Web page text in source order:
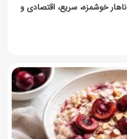
ناهار چی بپزم؟ لیست ۱۵۸ ناهار خوشمزه، سریع، اقتصادی و